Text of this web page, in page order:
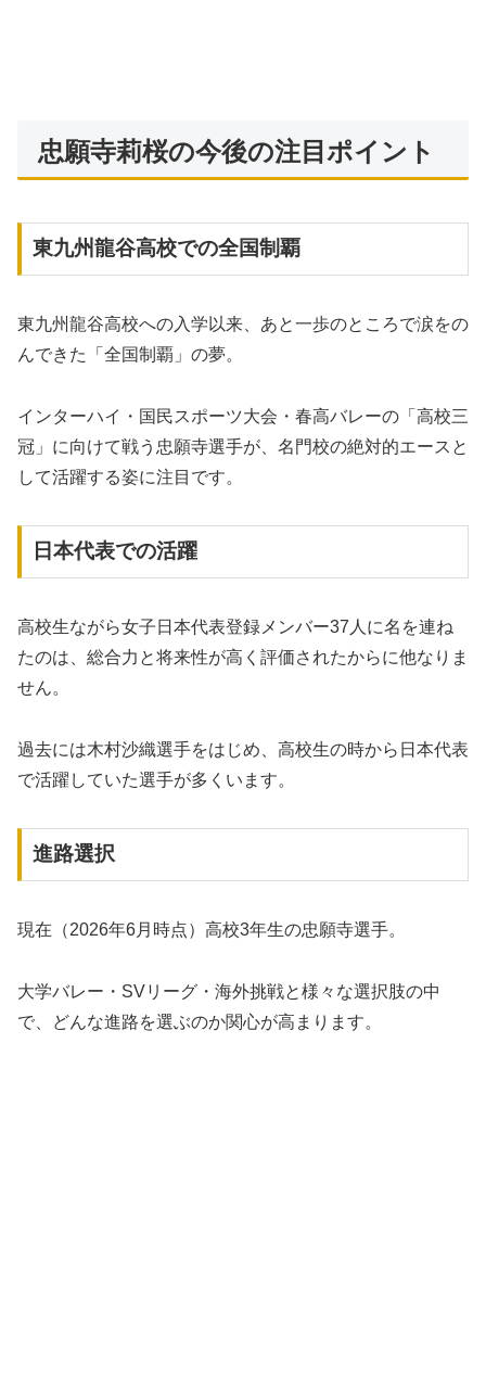
忠願寺莉桜の今後の注目ポイント
東九州龍谷高校での全国制覇
東九州龍谷高校への入学以来、あと一歩のところで涙をの
んできた「全国制覇」の夢。
インターハイ・国民スポーツ大会・春高バレーの「高校三
冠」に向けて戦う忠願寺選手が、名門校の絶対的エースと
して活躍する姿に注目です。
日本代表での活躍
高校生ながら女子日本代表登録メンバー37人に名を連ね
たのは、総合力と将来性が高く評価されたからに他なりま
せん。
過去には木村沙織選手をはじめ、高校生の時から日本代表
で活躍していた選手が多くいます。
進路選択
現在（2026年6月時点）高校3年生の忠願寺選手。
大学バレー・SVリーグ・海外挑戦と様々な選択肢の中
で、どんな進路を選ぶのか関心が高まります。